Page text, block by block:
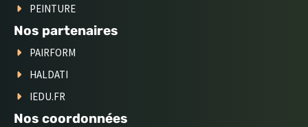
PEINTURE
Nos partenaires
PAIRFORM
HALDATI
IEDU.FR
Nos coordonnées